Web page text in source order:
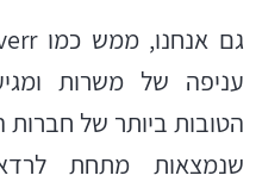
גם אנחנו, ממש כמו
עניפה של משרות
הטובות ביותר של חברות
שנמצאות מתחת